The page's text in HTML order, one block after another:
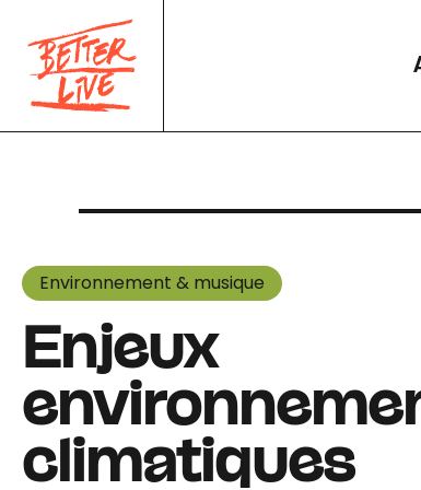
Environnement & musique
Enjeux
climatiques
Panneau de gestion des cookies